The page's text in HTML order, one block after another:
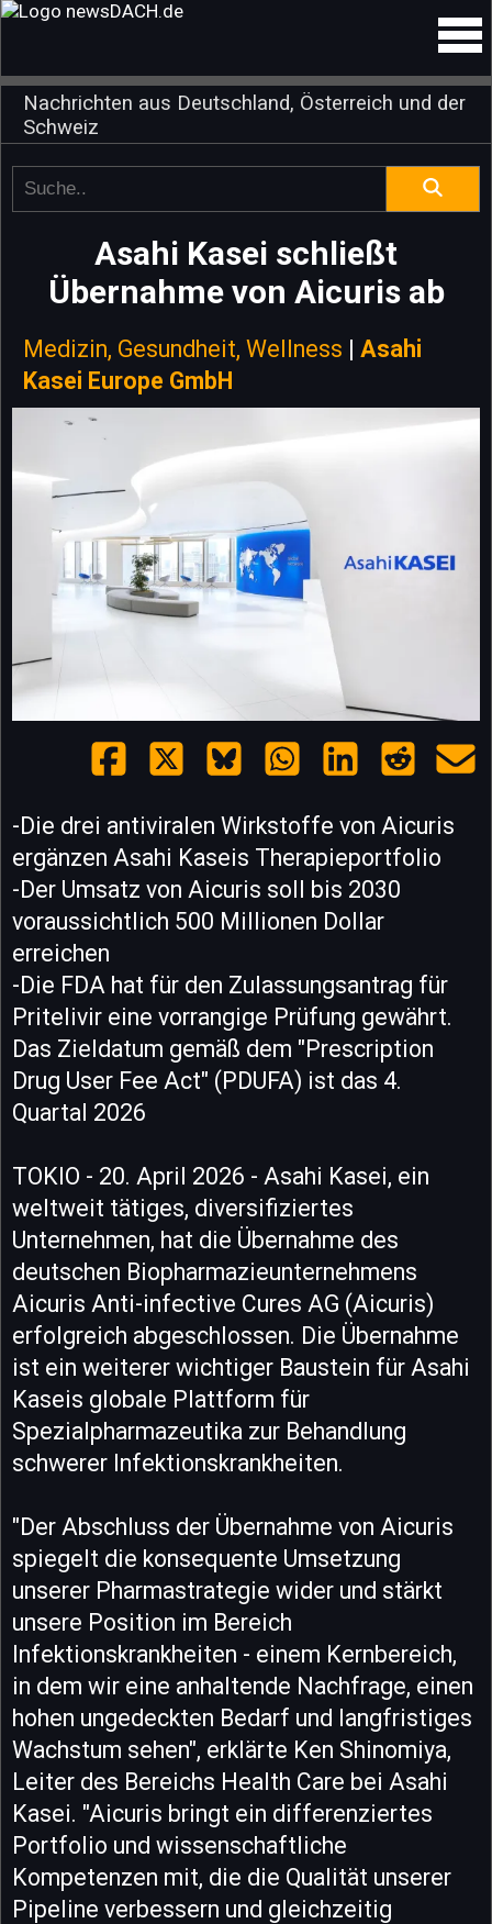
Nachrichten aus Deutschland, Österreich und der
Schweiz
Asahi Kasei schließt
Übernahme von Aicuris ab
Medizin, Gesundheit, Wellness | Asahi
Kasei Europe GmbH
-Die drei antiviralen Wirkstoffe von Aicuris
ergänzen Asahi Kaseis Therapieportfolio
-Der Umsatz von Aicuris soll bis 2030
voraussichtlich 500 Millionen Dollar
erreichen
-Die FDA hat für den Zulassungsantrag für
Pritelivir eine vorrangige Prüfung gewährt.
Das Zieldatum gemäß dem "Prescription
Drug User Fee Act" (PDUFA) ist das 4.
Quartal 2026
TOKIO - 20. April 2026 - Asahi Kasei, ein
weltweit tätiges, diversifiziertes
Unternehmen, hat die Übernahme des
deutschen Biopharmazieunternehmens
Aicuris Anti-infective Cures AG (Aicuris)
erfolgreich abgeschlossen. Die Übernahme
ist ein weiterer wichtiger Baustein für Asahi
Kaseis globale Plattform für
Spezialpharmazeutika zur Behandlung
schwerer Infektionskrankheiten.
"Der Abschluss der Übernahme von Aicuris
spiegelt die konsequente Umsetzung
unserer Pharmastrategie wider und stärkt
unsere Position im Bereich
Infektionskrankheiten - einem Kernbereich,
in dem wir eine anhaltende Nachfrage, einen
hohen ungedeckten Bedarf und langfristiges
Wachstum sehen", erklärte Ken Shinomiya,
Leiter des Bereichs Health Care bei Asahi
Kasei. "Aicuris bringt ein differenziertes
Portfolio und wissenschaftliche
Kompetenzen mit, die die Qualität unserer
Pipeline verbessern und gleichzeitig